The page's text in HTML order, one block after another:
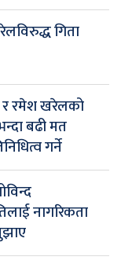
गिता
र रमेश खरेलको
बढी मत
गर्ने
नागरिकता